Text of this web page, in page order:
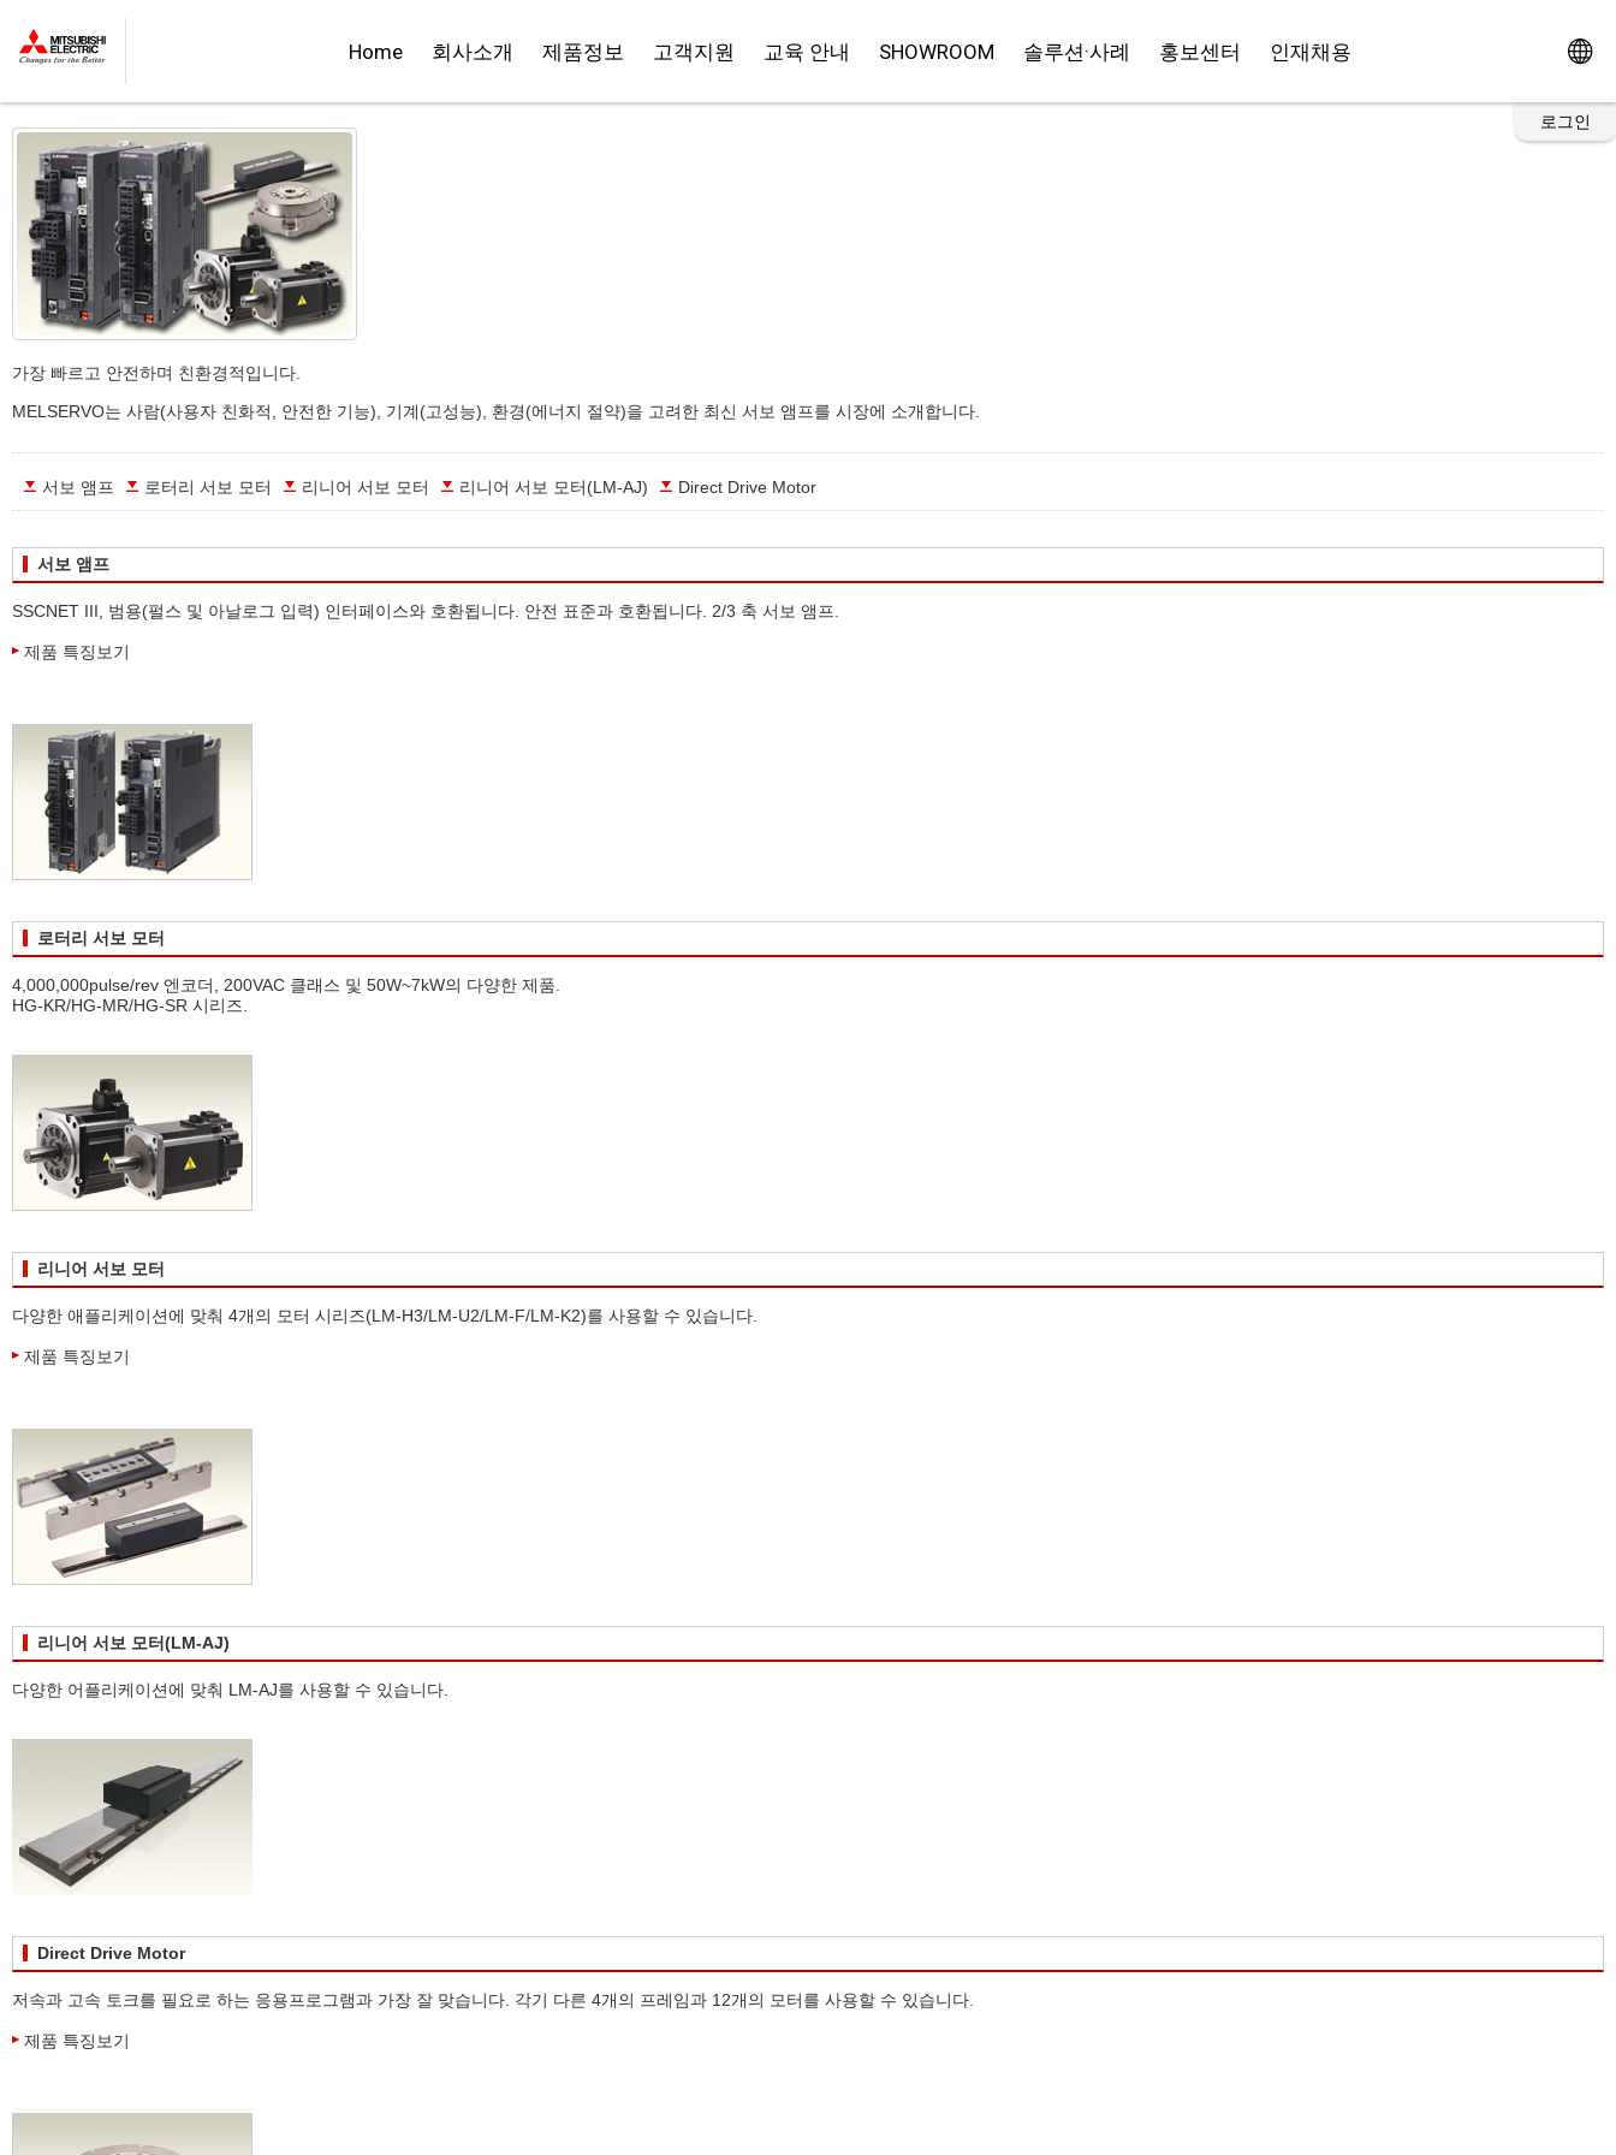
Home 회사소개 제품정보 고객지원 교육 안내 SHOWROOM 솔루션·사례 홍보센터 인재채용
로그인
::제품정보::
MELSERVO-J4
가장 빠르고 안전하며 친환경적입니다.
MELSERVO는 사람(사용자 친화적, 안전한 기능), 기계(고성능), 환경(에너지 절약)을 고려한 최신 서보 앰프를 시장에 소개합니다.
서보 앰프 로터리 서보 모터 리니어 서보 모터 리니어 서보 모터(LM-AJ) Direct Drive Motor
서보 앰프
SSCNET III, 범용(펄스 및 아날로그 입력) 인터페이스와 호환됩니다. 안전 표준과 호환됩니다. 2/3 축 서보 앰프.
제품 특징보기
로터리 서보 모터
4,000,000pulse/rev 엔코더, 200VAC 클래스 및 50W~7kW의 다양한 제품.
HG-KR/HG-MR/HG-SR 시리즈.
리니어 서보 모터
다양한 애플리케이션에 맞춰 4개의 모터 시리즈(LM-H3/LM-U2/LM-F/LM-K2)를 사용할 수 있습니다.
제품 특징보기
리니어 서보 모터(LM-AJ)
다양한 어플리케이션에 맞춰 LM-AJ를 사용할 수 있습니다.
Direct Drive Motor
저속과 고속 토크를 필요로 하는 응용프로그램과 가장 잘 맞습니다. 각기 다른 4개의 프레임과 12개의 모터를 사용할 수 있습니다.
제품 특징보기